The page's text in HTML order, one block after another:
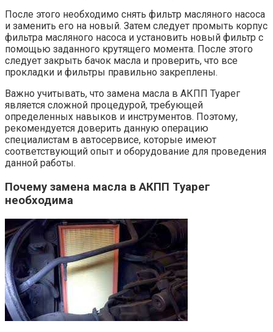
После этого необходимо снять фильтр масляного насоса
и заменить его на новый. Затем следует промыть корпус
фильтра масляного насоса и установить новый фильтр с
помощью заданного крутящего момента. После этого
следует закрыть бачок масла и проверить, что все
прокладки и фильтры правильно закреплены.
Важно учитывать, что замена масла в АКПП Туарег
является сложной процедурой, требующей
определенных навыков и инструментов. Поэтому,
рекомендуется доверить данную операцию
специалистам в автосервисе, которые имеют
соответствующий опыт и оборудование для проведения
данной работы.
Почему замена масла в АКПП Туарег
необходима